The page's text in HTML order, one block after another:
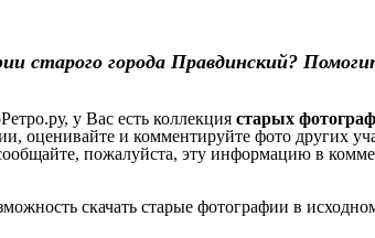
старого города Правдинский?
у Вас есть коллекция старых
оценивайте и комментируйте фото других
пожалуйста, эту информацию в
скачать старые фотографии в